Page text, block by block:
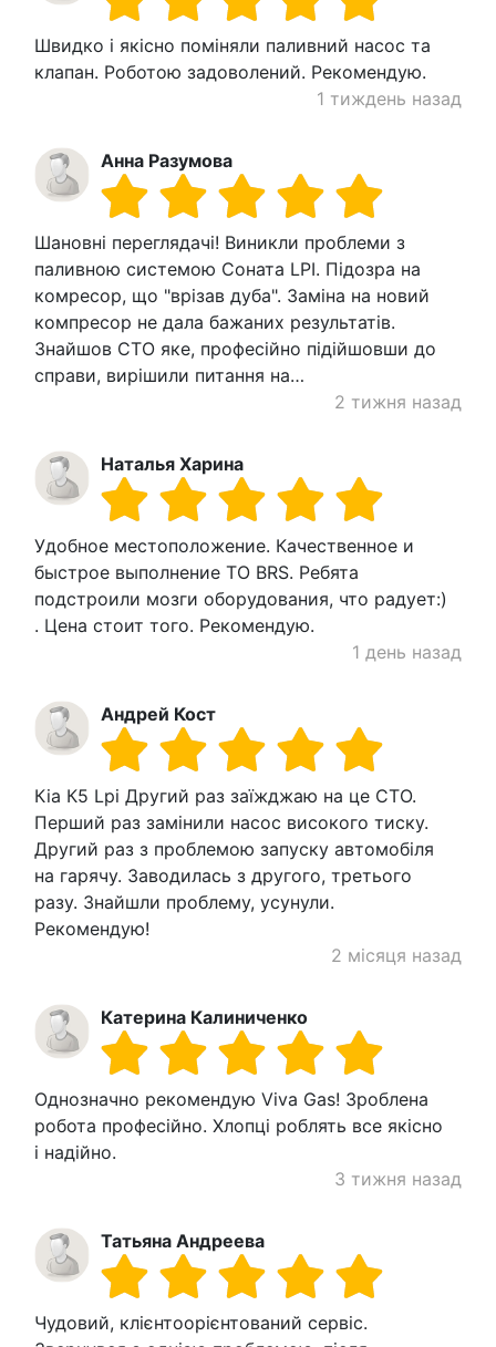
Швидко і якісно поміняли паливний насос та
клапан. Роботою задоволений. Рекомендую.
1 тиждень назад
Анна Разумова
Шановні переглядачі! Виникли проблеми з
паливною системою Соната LPI. Підозра на
комресор, що "врізав дуба". Заміна на новий
компресор не дала бажаних результатів.
Знайшов СТО яке, професійно підійшовши до
справи, вирішили питання на…
2 тижня назад
Наталья Харина
Удобное местоположение. Качественное и
быстрое выполнение ТО BRS. Ребята
подстроили мозги оборудования, что радует:)
. Цена стоит того. Рекомендую.
1 день назад
Андрей Кост
Кіа К5 Lpi Другий раз заїжджаю на це СТО.
Перший раз замінили насос високого тиску.
Другий раз з проблемою запуску автомобіля
на гарячу. Заводилась з другого, третього
разу. Знайшли проблему, усунули.
Рекомендую!
2 місяця назад
Катерина Калиниченко
Однозначно рекомендую Viva Gas! Зроблена
робота професійно. Хлопці роблять все якісно
і надійно.
3 тижня назад
Татьяна Андреева
Чудовий, клієнтоорієнтований сервіс.